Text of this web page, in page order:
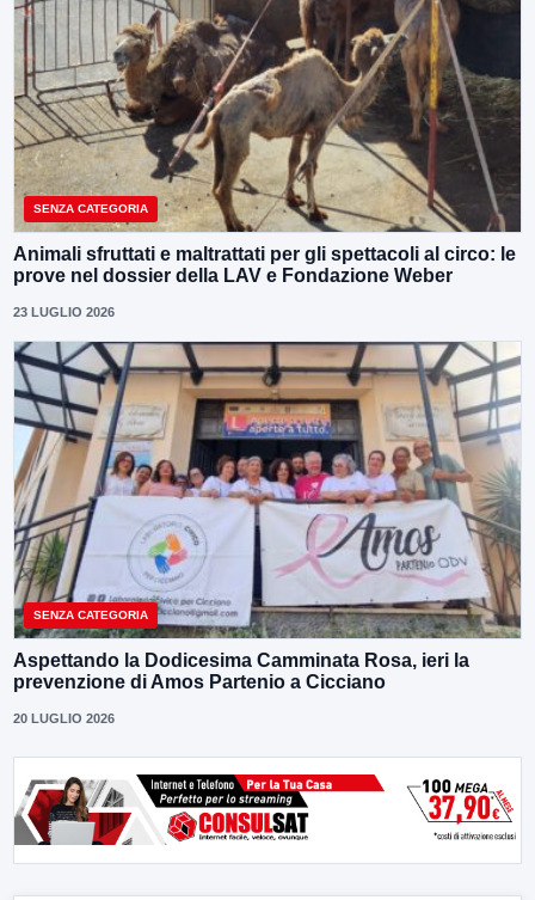
SENZA CATEGORIA
Animali sfruttati e maltrattati per gli spettacoli al circo: le
prove nel dossier della LAV e Fondazione Weber
23 LUGLIO 2026
SENZA CATEGORIA
Aspettando la Dodicesima Camminata Rosa, ieri la
prevenzione di Amos Partenio a Cicciano
20 LUGLIO 2026